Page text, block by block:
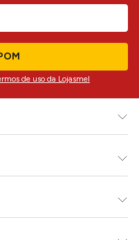
de uso da Lojasmel